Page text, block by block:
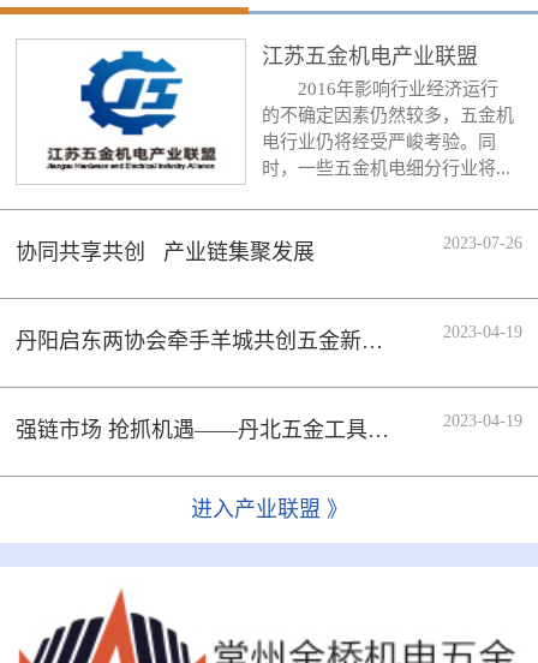
江苏五金机电产业联盟
2016年影响行业经济运行
的不确定因素仍然较多，五金机
电行业仍将经受严峻考验。同
时，一些五金机电细分行业将...
协同共享共创 产业链集聚发展 2023-07-26
丹阳启东两协会牵手羊城共创五金新时代 2023-04-19
强链市场 抢抓机遇——丹北五金工具行业协会组织会员企业参加133届广交会 2023-04-19
进入产业联盟 》